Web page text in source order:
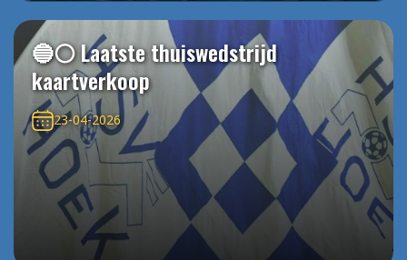
🔵⚪️ Laatste thuiswedstrijd
kaartverkoop
23-04-2026